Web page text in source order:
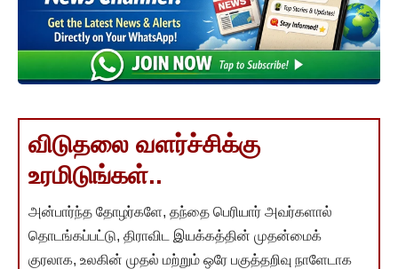
விடுதலை வளர்ச்சிக்கு
உரமிடுங்கள்..
அன்பார்ந்த தோழர்களே, தந்தை பெரியார் அவர்களால்
தொடங்கப்பட்டு, திராவிட இயக்கத்தின் முதன்மைக்
குரலாக, உலகின் முதல் மற்றும் ஒரே பகுத்தறிவு நாளேடாக